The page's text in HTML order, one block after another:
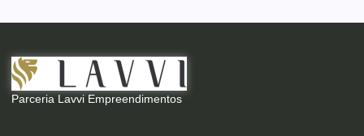
Parceria Lavvi Empreendimentos